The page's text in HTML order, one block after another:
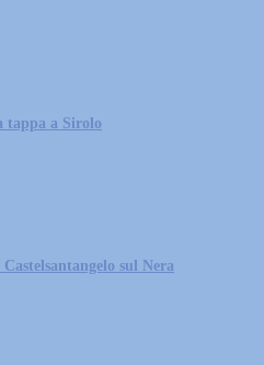
tappa a Sirolo
sul Nera